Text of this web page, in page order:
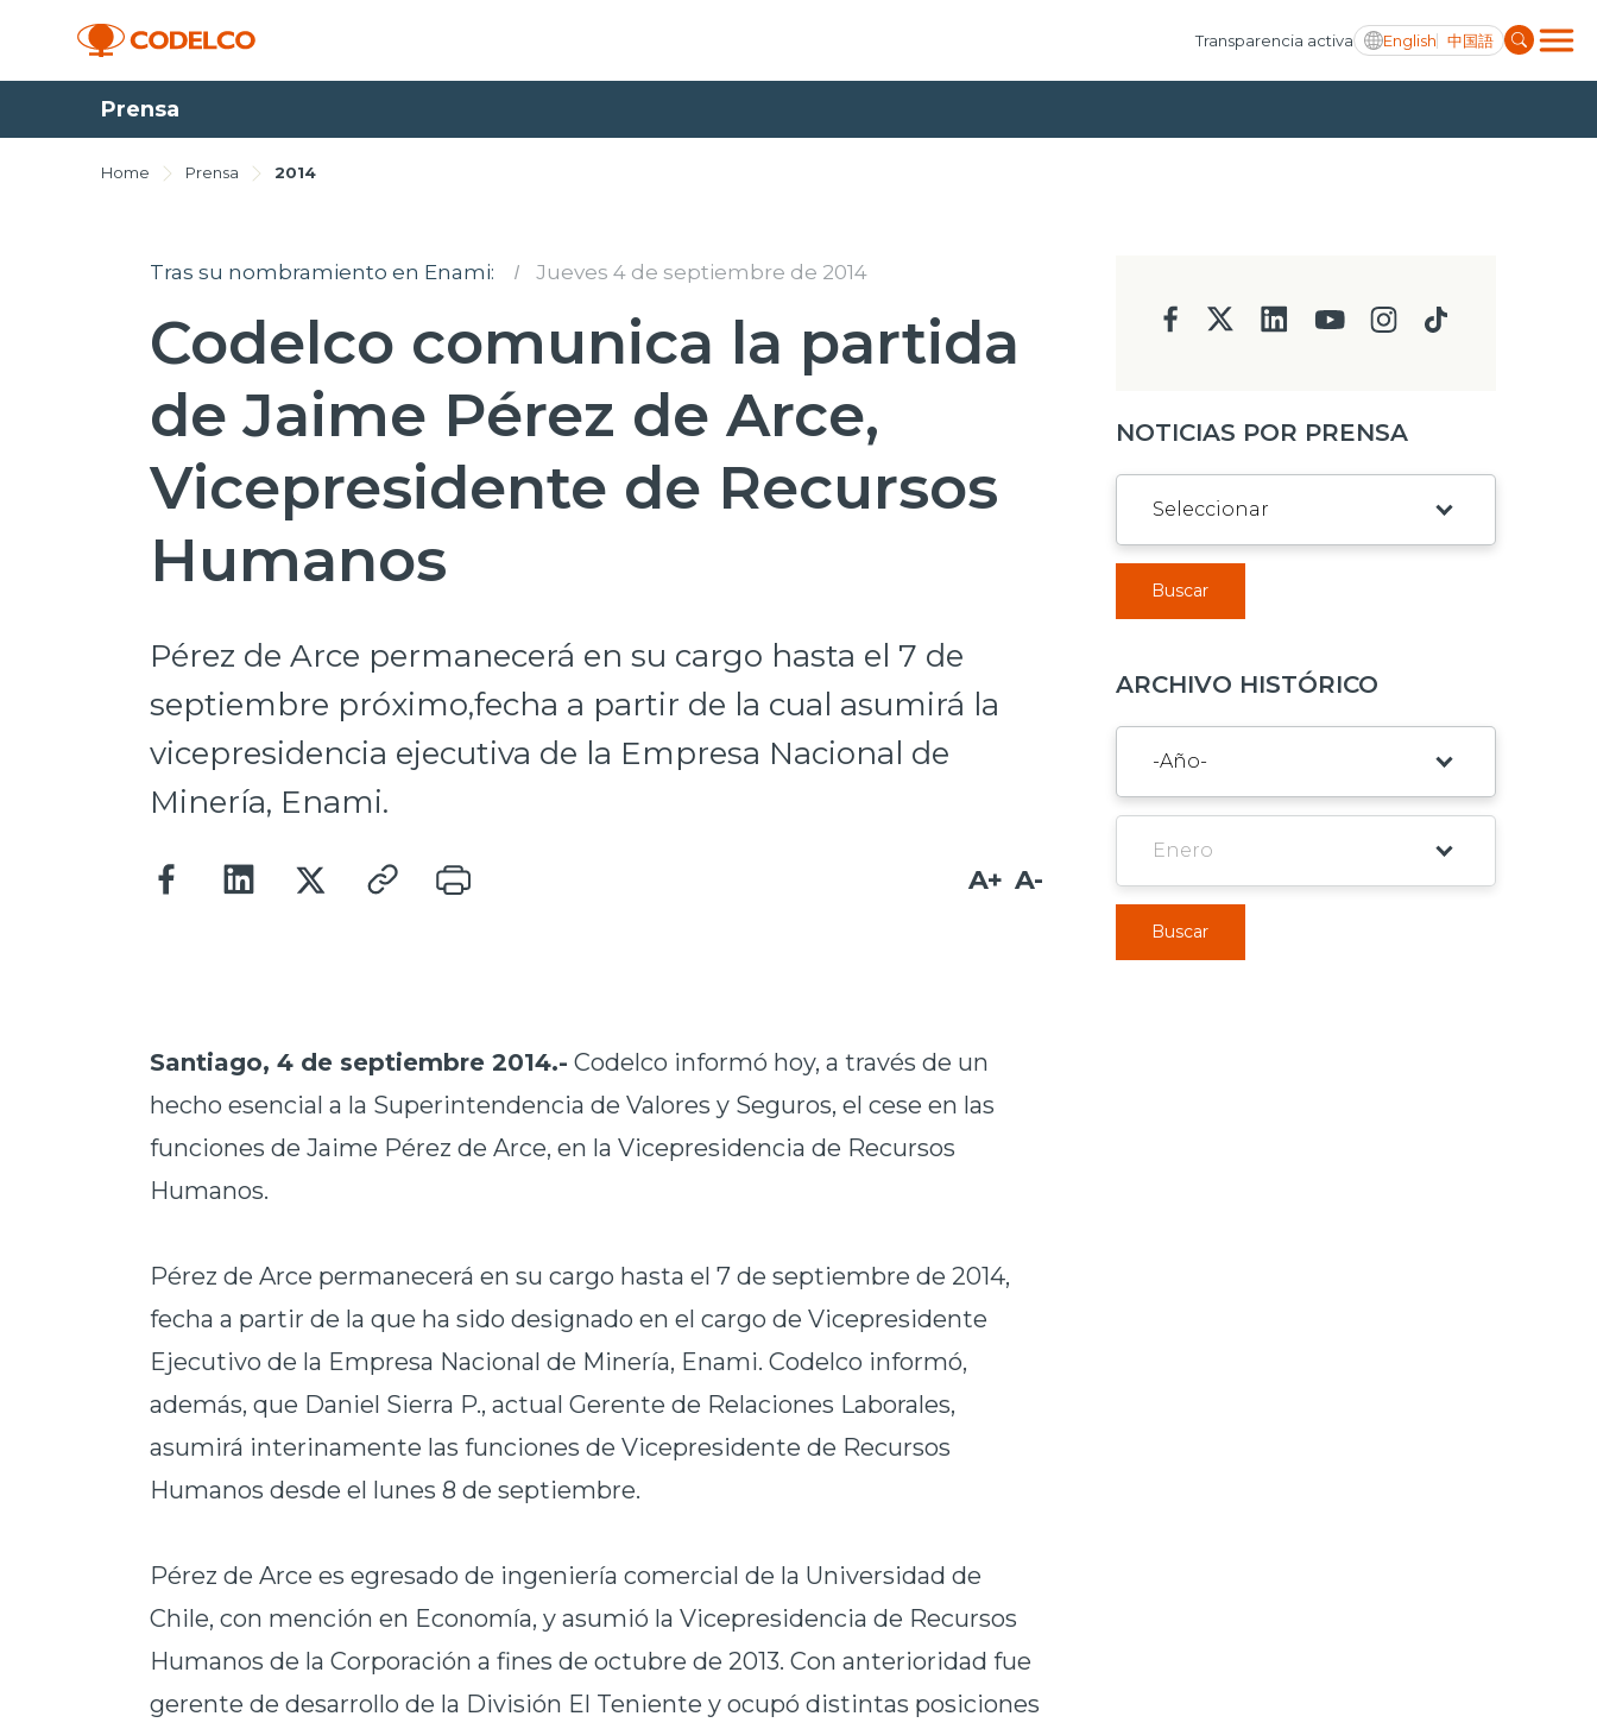
Transparencia activa English 中国語
Prensa
Home Prensa 2014
Tras su nombramiento en Enami: I Jueves 4 de septiembre de 2014
Codelco comunica la partida
de Jaime Pérez de Arce,
Vicepresidente de Recursos
Humanos
Pérez de Arce permanecerá en su cargo hasta el 7 de
septiembre próximo,fecha a partir de la cual asumirá la
vicepresidencia ejecutiva de la Empresa Nacional de
Minería, Enami.
A+ A-
Santiago, 4 de septiembre 2014.- Codelco informó hoy, a través de un
hecho esencial a la Superintendencia de Valores y Seguros, el cese en las
funciones de Jaime Pérez de Arce, en la Vicepresidencia de Recursos
Humanos.
Pérez de Arce permanecerá en su cargo hasta el 7 de septiembre de 2014,
fecha a partir de la que ha sido designado en el cargo de Vicepresidente
Ejecutivo de la Empresa Nacional de Minería, Enami. Codelco informó,
además, que Daniel Sierra P., actual Gerente de Relaciones Laborales,
asumirá interinamente las funciones de Vicepresidente de Recursos
Humanos desde el lunes 8 de septiembre.
Pérez de Arce es egresado de ingeniería comercial de la Universidad de
Chile, con mención en Economía, y asumió la Vicepresidencia de Recursos
Humanos de la Corporación a fines de octubre de 2013. Con anterioridad fue
gerente de desarrollo de la División El Teniente y ocupó distintas posiciones
NOTICIAS POR PRENSA
Buscar
ARCHIVO HISTÓRICO
Buscar